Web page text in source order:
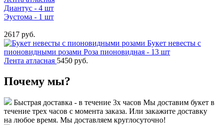
Диантус - 4 шт
Эустома - 1 шт
2617 руб.
Букет невесты с
пионовидными розами Роза пионовидная - 13 шт
Лента атласная 5450 руб.
Почему мы?
Быстрая доставка - в течение 3х часов Мы доставим букет в
течение трех часов с момента заказа. Или закажите доставку
на любое время. Мы доставляем круглосуточно!